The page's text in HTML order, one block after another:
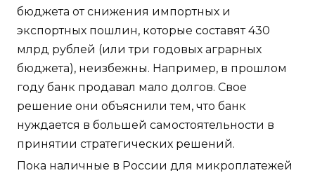
бюджета от снижения импортных и
экспортных пошлин, которые составят 430
млрд рублей (или три годовых аграрных
бюджета), неизбежны. Например, в прошлом
году банк продавал мало долгов. Свое
решение они объяснили тем, что банк
нуждается в большей самостоятельности в
принятии стратегических решений.
Пока наличные в России для микроплатежей